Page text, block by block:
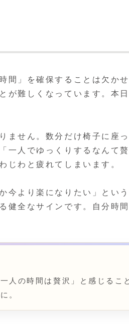
」を確保することは欠か
難しくなっています。本
せん。数分だけ椅子に座
人でゆっくりするなんて
じわと疲れてしまいます。
より楽になりたい」とい
全なサインです。自分時
人の時間は贅沢」と感じるこ
。